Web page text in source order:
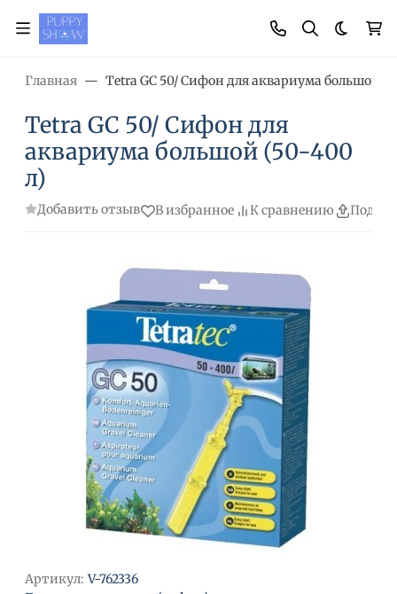
Главная Tetra GC 50/ Сифон для аквариума большой
Tetra GC 50/ Сифон для
аквариума большой (50-400
л)
Добавить отзыв В избранное К сравнению
Артикул: V-762336